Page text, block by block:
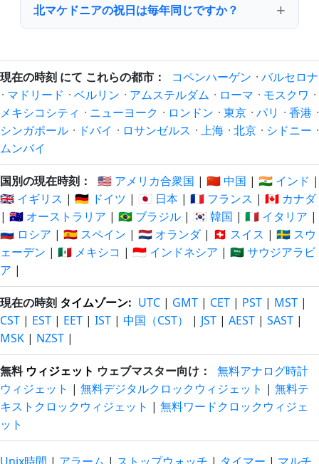
北マケドニアの祝日は毎年同じですか？
現在の時刻 にて これらの都市： コペンハーゲン · バルセロナ
· マドリード · ベルリン · アムステルダム · ローマ · モスクワ ·
メキシコシティ · ニューヨーク · ロンドン · 東京 · パリ · 香港 ·
シンガポール · ドバイ · ロサンゼルス · 上海 · 北京 · シドニー ·
ムンバイ
国別の現在時刻： 🇺🇸 アメリカ合衆国 | 🇨🇳 中国 | 🇮🇳 インド |
🇬🇧 イギリス | 🇩🇪 ドイツ | 🇯🇵 日本 | 🇫🇷 フランス | 🇨🇦 カナダ
| 🇦🇺 オーストラリア | 🇧🇷 ブラジル | 🇰🇷 韓国 | 🇮🇹 イタリア |
🇷🇺 ロシア | 🇪🇸 スペイン | 🇳🇱 オランダ| 🇨🇭 スイス | 🇸🇪 スウ
ェーデン | 🇲🇽 メキシコ | 🇮🇩 インドネシア | 🇸🇦 サウジアラビ
ア |
現在の時刻 タイムゾーン: UTC | GMT | CET | PST | MST |
CST | EST | EET | IST | 中国（CST） | JST | AEST | SAST |
MSK | NZST |
無料 ウィジェット ウェブマスター向け：
無料アナログ時計
ウィジェット | 無料デジタルクロックウィジェット | 無料テ
キストクロックウィジェット | 無料ワードクロックウィジェ
ット